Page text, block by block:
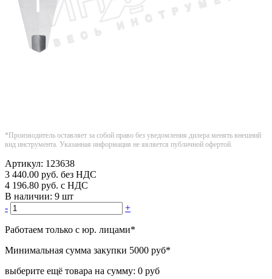
*Производитель оставляет за собой право без уведомления дилера менять внешний
вид инструмента. Указанная информация не является публичной офертой.
Артикул: 123638
3 440.00 руб. без НДС
4 196.80 руб. с НДС
В наличии: 9 шт
-
+
Работаем только с юр. лицами*
Минимальная сумма закупки 5000 руб*
выберите ещё товара на сумму: 0 руб